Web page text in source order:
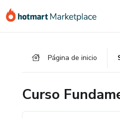
Página de inicio
Curso